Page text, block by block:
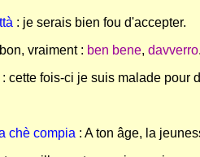
: je serais bien fou d'accepter.
vraiment : ben bene, davverro.
: cette fois-ci je suis malade pour
chè compia : A ton âge, la